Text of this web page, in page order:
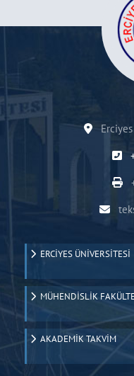
ERCİYES ÜNİVERSİTESİ
MÜHENDİSLİK
AKADEMİK TAKVİM